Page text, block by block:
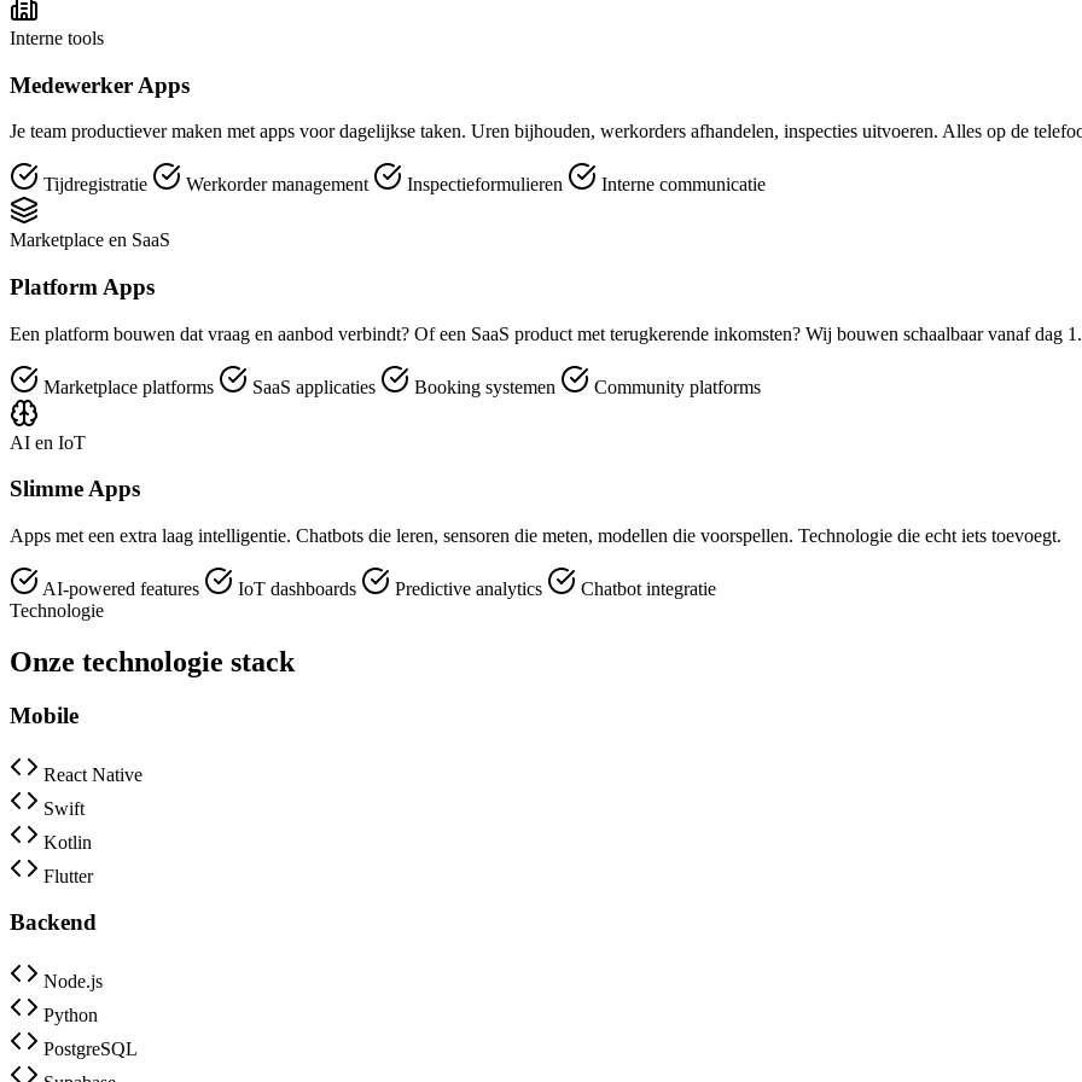
Interne tools
Medewerker Apps
Je team productiever maken met apps voor dagelijkse taken. Uren bijhouden, werkorders afhandelen, inspecties uitvoeren. Alles op de
Tijdregistratie Werkorder management Inspectieformulieren Interne communicatie
Marketplace en SaaS
Platform Apps
Een platform bouwen dat vraag en aanbod verbindt? Of een SaaS product met terugkerende inkomsten? Wij bouwen schaalbaar vanaf dag 1.
Marketplace platforms SaaS applicaties Booking systemen Community platforms
AI en IoT
Slimme Apps
Apps met een extra laag intelligentie. Chatbots die leren, sensoren die meten, modellen die voorspellen. Technologie die echt iets toevoegt.
AI-powered features IoT dashboards Predictive analytics
Chatbot integratie
Technologie
Onze technologie stack
Mobile
React Native
Swift
Kotlin
Flutter
Backend
Node.js
Python
PostgreSQL